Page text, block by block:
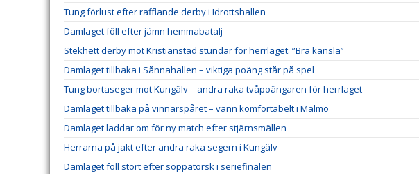
Tung förlust efter rafflande derby i Idrottshallen
Damlaget föll efter jämn hemmabatalj
Stekhett derby mot Kristianstad stundar för herrlaget: ”Bra känsla”
Damlaget tillbaka i Sånnahallen – viktiga poäng står på spel
Tung bortaseger mot Kungälv – andra raka tvåpoängaren för herrlaget
Damlaget tillbaka på vinnarspåret – vann komfortabelt i Malmö
Damlaget laddar om för ny match efter stjärnsmällen
Herrarna på jakt efter andra raka segern i Kungälv
Damlaget föll stort efter soppatorsk i seriefinalen